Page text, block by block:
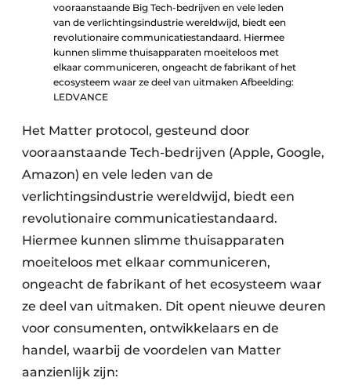
vooraanstaande Big Tech-bedrijven en vele leden
van de verlichtingsindustrie wereldwijd, biedt een
revolutionaire communicatiestandaard. Hiermee
kunnen slimme thuisapparaten moeiteloos met
elkaar communiceren, ongeacht de fabrikant of het
ecosysteem waar ze deel van uitmaken Afbeelding:
LEDVANCE
Het Matter protocol, gesteund door
vooraanstaande Tech-bedrijven (Apple, Google,
Amazon) en vele leden van de
verlichtingsindustrie wereldwijd, biedt een
revolutionaire communicatiestandaard.
Hiermee kunnen slimme thuisapparaten
moeiteloos met elkaar communiceren,
ongeacht de fabrikant of het ecosysteem waar
ze deel van uitmaken. Dit opent nieuwe deuren
voor consumenten, ontwikkelaars en de
handel, waarbij de voordelen van Matter
aanzienlijk zijn: